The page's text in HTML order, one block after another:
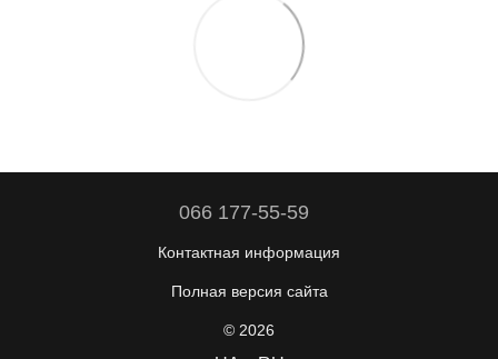
066 177-55-59
Контактная информация
Полная версия сайта
© 2026